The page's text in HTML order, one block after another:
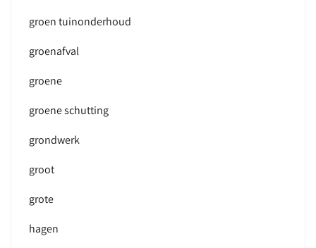
groen tuinonderhoud
groenafval
groene
groene schutting
grondwerk
groot
grote
hagen